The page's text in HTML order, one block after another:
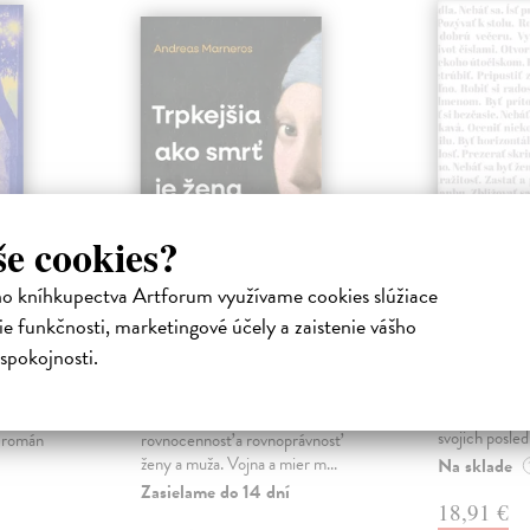
cookies?
kníhkupectva Artforum využívame cookies slúžiace
funkčnosti, marketingové účely a zaistenie vášho
Trpkejšia ako smrť
je žena
rovnocennosť a rovnoprávnosť
ženy a muža. Vojna a mier m...
Zasielame do 14 dní
Táto kniha
projektov,
svojich
Na sklade
18,91 €